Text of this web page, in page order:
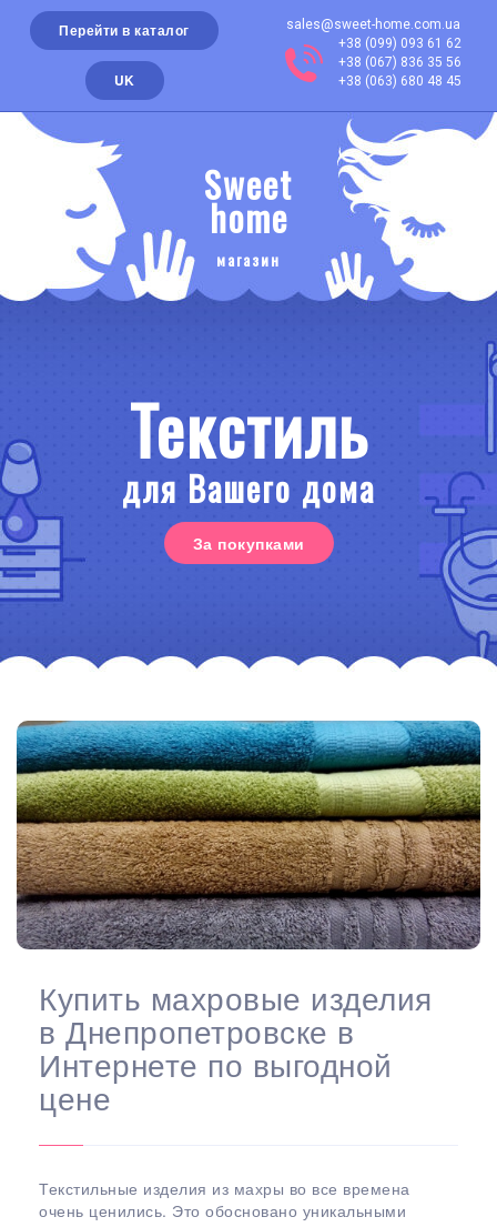
Перейти в каталог
UK
sales@sweet-home.com.ua
+38 (099) 093 61 62
+38 (067) 836 35 56
+38 (063) 680 48 45
Sweet
home
магазин
Текстиль
для Вашего дома
За покупками
Купить махровые изделия
в Днепропетровске в
Интернете по выгодной
цене
Текстильные изделия из махры во все времена
очень ценились. Это обосновано уникальными